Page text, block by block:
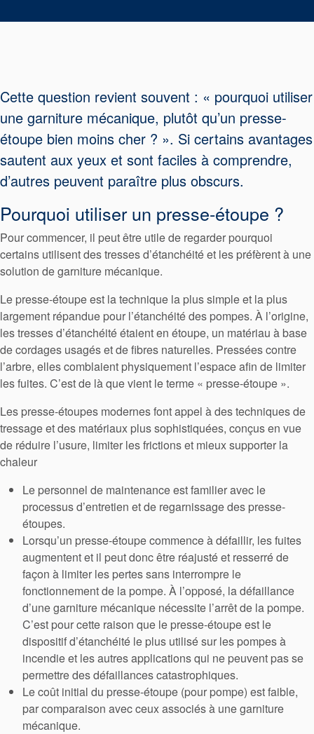
tresses
Système de
support de
joint
Remise à
neuf des
joints
Cette question revient souvent : « pourquoi utiliser
une garniture mécanique, plutôt qu’un presse-
étoupe bien moins cher ? ». Si certains avantages
sautent aux yeux et sont faciles à comprendre,
d’autres peuvent paraître plus obscurs.
Pourquoi utiliser un presse-étoupe ?
Pour commencer, il peut être utile de regarder pourquoi
certains utilisent des tresses d’étanchéité et les préfèrent à une
solution de garniture mécanique.
Le presse-étoupe est la technique la plus simple et la plus
largement répandue pour l’étanchéité des pompes. À l’origine,
les tresses d’étanchéité étaient en étoupe, un matériau à base
de cordages usagés et de fibres naturelles. Pressées contre
l’arbre, elles comblaient physiquement l’espace afin de limiter
les fuites. C’est de là que vient le terme « presse-étoupe ».
Les presse-étoupes modernes font appel à des techniques de
tressage et des matériaux plus sophistiquées, conçus en vue
de réduire l’usure, limiter les frictions et mieux supporter la
chaleur
Le personnel de maintenance est familier avec le
processus d’entretien et de regarnissage des presse-
étoupes.
Lorsqu’un presse-étoupe commence à défaillir, les fuites
augmentent et il peut donc être réajusté et resserré de
façon à limiter les pertes sans interrompre le
fonctionnement de la pompe. À l’opposé, la défaillance
d’une garniture mécanique nécessite l’arrêt de la pompe.
C’est pour cette raison que le presse-étoupe est le
dispositif d’étanchéité le plus utilisé sur les pompes à
incendie et les autres applications qui ne peuvent pas se
permettre des défaillances catastrophiques.
Le coût initial du presse-étoupe (pour pompe) est faible,
par comparaison avec ceux associés à une garniture
mécanique.